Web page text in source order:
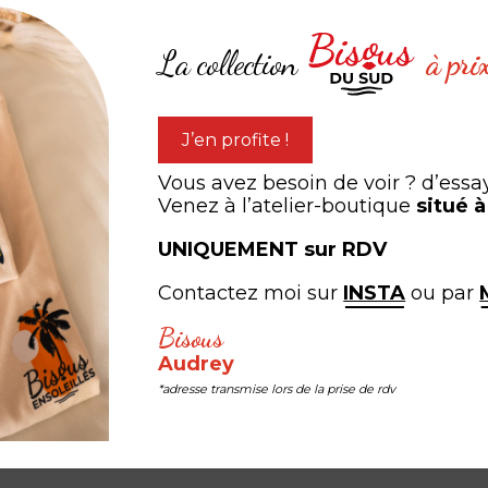
Pont de Pierre à
à partir de25,00
VOTRE
La collection à
J’en profite !
Vous avez besoin de voir ?
Venez à l’atelier-boutique situé
UNIQUEMENT sur RDV
Contactez moi sur INSTA ou par
Bisous
Audrey
*adresse transmise lors de la prise de rdv